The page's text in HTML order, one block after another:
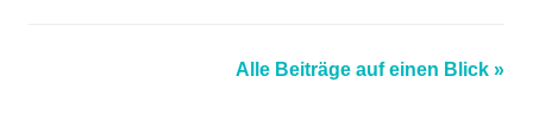
Alle Beiträge auf einen Blick »